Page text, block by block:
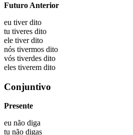
Futuro Anterior
eu tiver dito
tu tiveres dito
ele tiver dito
nós tivermos dito
vós tiverdes dito
eles tiverem dito
Conjuntivo
Presente
eu não diga
tu não digas